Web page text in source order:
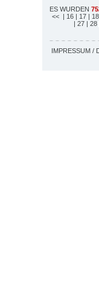
ES WURDEN
<< | 16 | 17 | 18
| 27 | 28
IMPRESSUM /